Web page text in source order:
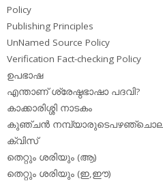
Policy
Publishing Principles
UnNamed Source Policy
Verification Fact-checking Policy
ഉപഭാഷ
എന്താണ് ശ്രേഷ്ഠഭാഷാ പദവി?
കാക്കാരിശ്ശി നാടകം
കുഞ്ചന്‍
ക്വിസ്
തെറ്റും ശരിയും (ആ)
തെറ്റും ശരിയും (ഇ,ഈ)